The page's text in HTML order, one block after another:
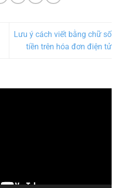
Lưu ý cách viết bằng chữ số
tiền trên hóa đơn điện tử